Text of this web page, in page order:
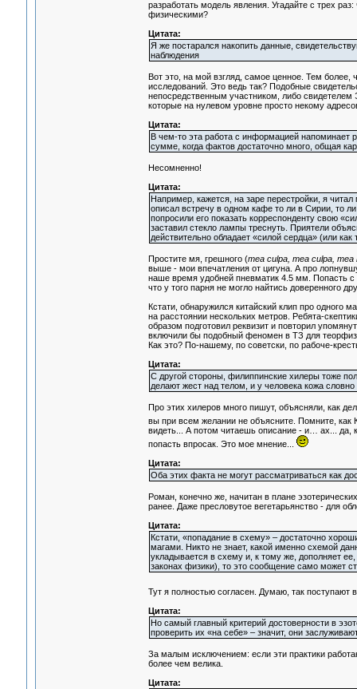
разработать модель явления. Угадайте с трех
физическими?
Цитата:
Я же постарался накопить данные,
наблюдения
Вот это, на мой взгляд, самое ценное. Тем
исследований. Это ведь так? Подобные
непосредственным участником, либо
которые на нулевом уровне просто некому
Цитата:
В чем-то эта работа с информацией напоминает
сумме, когда фактов достаточно много, общая
Несомненно!
Цитата:
Например, кажется, на заре перестройки, я
описал встречу в одном кафе то ли в Сирии, то
попросили его показать корреспонденту свою
заставил стекло лампы треснуть. Приятели
действительно обладает «силой сердца» (или
Простите мя, грешного (mea culpa, mea culpa, mea
выше - мои впечатления от цигуна. А про
наше время удобней пневматик 4.5 мм. Попасть
что у того парня не могло найтись доверенного
Кстати, обнаружился китайский клип про одного
на расстоянии нескольких метров. Ребята-
образом подготовил реквизит и повторил
включили бы подобный феномен в ТЗ для
Как это? По-нашему, по советски, по рабоче-
Цитата:
С другой стороны, филиппинские хилеры тоже
делают жест над телом, и у человека кожа
Про этих хилеров много пишут, объясняли, как
вы при всем желании не объясните. Помните,
видеть... А потом читаешь описание - и… ах... да,
попасть впросак. Это мое мнение...
Цитата:
Оба этих факта не могут рассматриваться как
Роман, конечно же, начитан в плане
ранее. Даже пресловутое вегетарьянство - для
Цитата:
Кстати, «попадание в схему» – достаточно
магами. Никто не знает, какой именно схемой
укладывается в схему и, к тому же, дополняет
законах физики), то это сообщение само может
Тут я полностью согласен. Думаю, так
Цитата:
Но самый главный критерий достоверности в
проверить их «на себе» – значит, они
За малым исключением: если эти практики
более чем велика.
Цитата: